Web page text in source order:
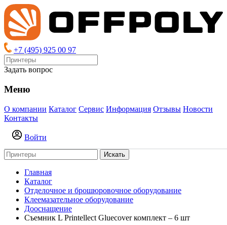
+7 (495) 925 00 97
Задать вопрос
Меню
О компании Каталог Сервис Информация Отзывы Новости
Контакты
Войти
Искать
Главная
Каталог
Отделочное и брошюровочное оборудование
Клеемазательное оборудование
Дооснащение
Съемник L Printellect Gluecover комплект – 6 шт